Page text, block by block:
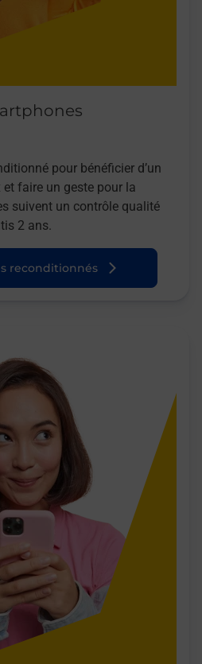
pour bénéficier d’un
faire un geste pour la
suivent un contrôle qualité
2 ans.
reconditionnés